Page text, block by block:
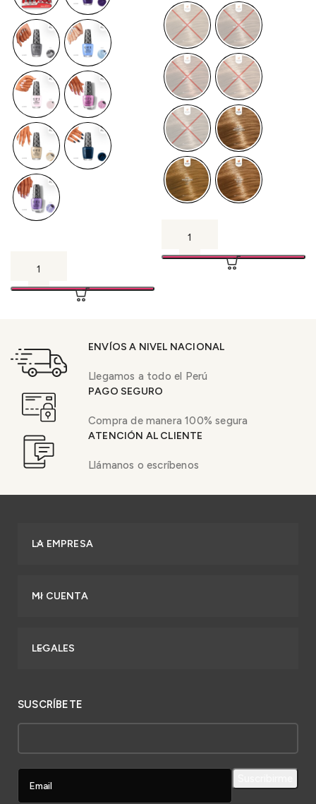
ENVÍOS A NIVEL NACIONAL
Llegamos a todo el Perú
PAGO SEGURO
Compra de manera 100% segura
ATENCIÓN AL CLIENTE
Llámanos o escríbenos
LA EMPRESA
MI CUENTA
LEGALES
SUSCRÍBETE